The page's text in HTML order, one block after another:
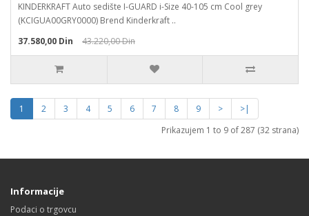
KINDERKRAFT Auto sedište I-GUARD i-Size 40-105 cm Cool grey
(KCIGUA00GRY0000) Brend Kinderkraft ..
37.580,00 Din
43.220,00 Din
1 2 3 4 5 6 7 8 9 >
>|
Prikazujem 1 to 9 of 287 (32 strana)
Informacije
Podaci o trgovcu